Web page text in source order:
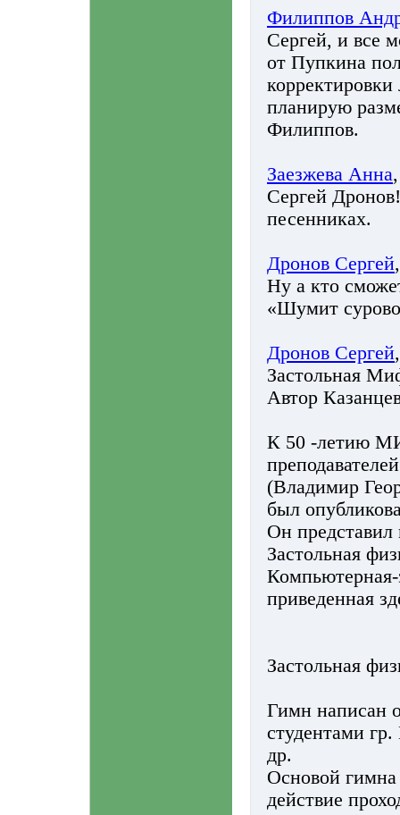
Филиппов
Сергей, и все
от Пупкина
планирую
Филиппов.
Заезжева Анна
Сергей
песенниках.
Дронов Сергей
Ну а кто
«Шумит
Дронов Сергей
Застольная
Автор
К 50 -летию
(Владимир
был
Он
Застольная
Компьютерная-
приведенная
Застольная
Гимн написан
студентами
др.
Основой гимна
действие